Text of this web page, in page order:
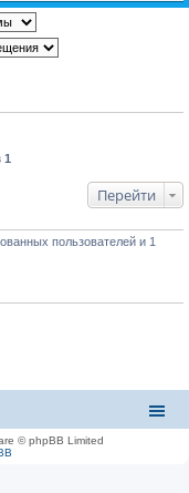
1
Перейти
пользователей и 1
© phpBB Limited